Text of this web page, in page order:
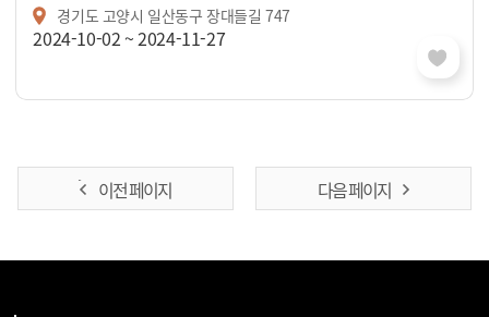
경기도 고양시 일산동구 장대들길 747
2024-10-02 ~ 2024-11-27
이전 페이지 다음 페이지